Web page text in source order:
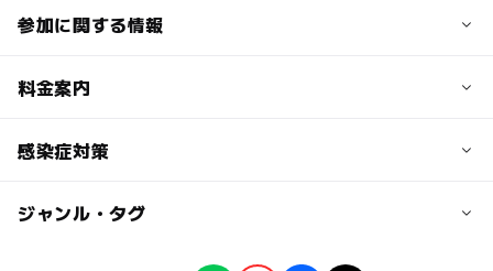
参加に関する情報
定員
料金案内
子供の料金
感染症対策
受講の際には、朝の体温測定、手指の消毒、基本的な感染
発熱・咳などの症状や体調に不安のある方などはご来館を
ジャンル・タグ